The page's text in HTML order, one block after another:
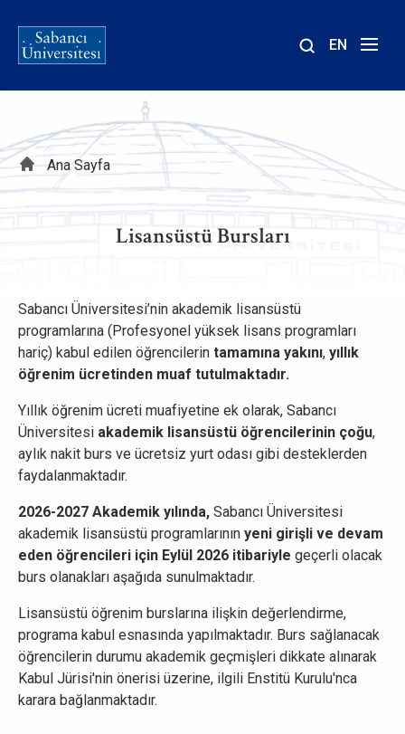
EN
Sayfa
yolu
Ana Sayfa
Lisansüstü Bursları
Sabancı Üniversitesi’nin akademik lisansüstü
programlarına (Profesyonel yüksek lisans programları
hariç) kabul edilen öğrencilerin tamamına yakını, yıllık
öğrenim ücretinden muaf tutulmaktadır.
Yıllık öğrenim ücreti muafiyetine ek olarak, Sabancı
Üniversitesi akademik lisansüstü öğrencilerinin çoğu,
aylık nakit burs ve ücretsiz yurt odası gibi desteklerden
faydalanmaktadır.
2026-2027 Akademik yılında, Sabancı Üniversitesi
akademik lisansüstü programlarının yeni girişli ve devam
eden öğrencileri için Eylül 2026 itibariyle geçerli olacak
burs olanakları aşağıda sunulmaktadır.
Lisansüstü öğrenim burslarına ilişkin değerlendirme,
programa kabul esnasında yapılmaktadır. Burs sağlanacak
öğrencilerin durumu akademik geçmişleri dikkate alınarak
Kabul Jürisi'nin önerisi üzerine, ilgili Enstitü Kurulu'nca
karara bağlanmaktadır.